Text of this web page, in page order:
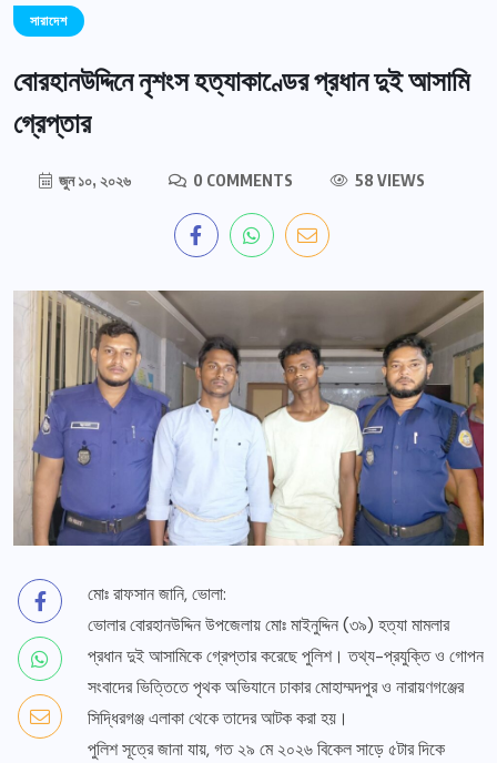
সারাদেশ
বোরহানউদ্দিনে নৃশংস হত্যাকাণ্ডের প্রধান দুই আসামি
গ্রেপ্তার
জুন ১০, ২০২৬ 0 COMMENTS 58 VIEWS
মোঃ রাফসান জানি, ভোলা:
ভোলার বোরহানউদ্দিন উপজেলায় মোঃ মাইনুদ্দিন (৩৯) হত্যা মামলার
প্রধান দুই আসামিকে গ্রেপ্তার করেছে পুলিশ। তথ্য-প্রযুক্তি ও গোপন
সংবাদের ভিত্তিতে পৃথক অভিযানে ঢাকার মোহাম্মদপুর ও নারায়ণগঞ্জের
সিদ্ধিরগঞ্জ এলাকা থেকে তাদের আটক করা হয়।
পুলিশ সূত্রে জানা যায়, গত ২৯ মে ২০২৬ বিকেল সাড়ে ৫টার দিকে